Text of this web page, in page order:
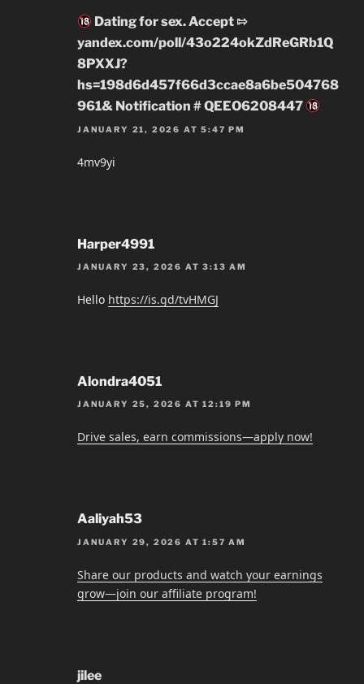
Dating for sex. Accept ⇰
yandex.com/poll/43o224okZdReGRb1Q
8PXXJ?
hs=198d6d457f66d3ccae8a6be504768
961& Notification # QEEO6208447
JANUARY 21, 2026 AT 5:47 PM
4mv9yi
Harper4991
JANUARY 23, 2026 AT 3:13 AM
Hello https://is.gd/tvHMGJ
Alondra4051
JANUARY 25, 2026 AT 12:19 PM
Drive sales, earn commissions—apply now!
Aaliyah53
JANUARY 29, 2026 AT 1:57 AM
Share our products and watch your earnings
grow—join our affiliate program!
jilee